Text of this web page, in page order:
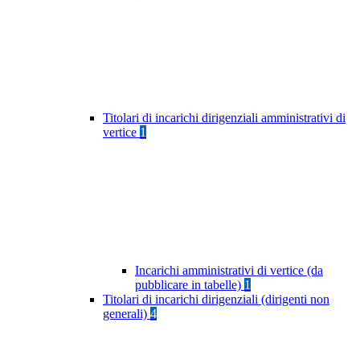
Titolari di incarichi dirigenziali amministrativi di
vertice 1
Incarichi amministrativi di vertice (da
pubblicare in tabelle) 1
Titolari di incarichi dirigenziali (dirigenti non
generali) 4